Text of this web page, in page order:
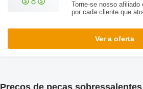
Torne-se nosso afiliado
por cada cliente que
Ver a oferta